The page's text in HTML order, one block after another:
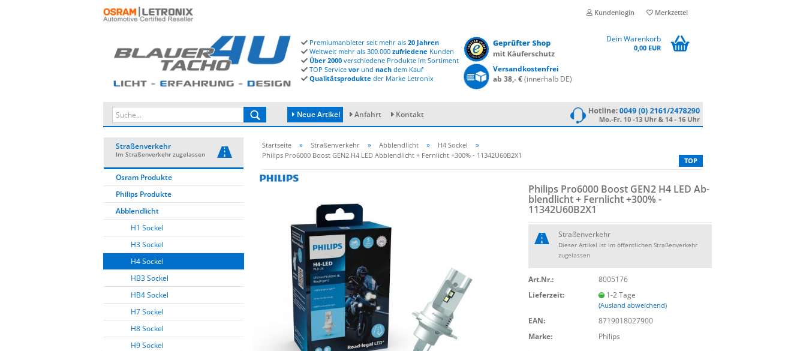
Kundenlogin
Passwort vergessen?
Merkzettel
Premiumanbieter seit mehr als 20 Jahren
Weltweit mehr als 300.000 zufriedene Kunden
Über 2000 verschiedene Produkte im Sortiment
TOP Service vor und nach dem Kauf
Qualitätsprodukte der Marke Letronix
Versandkostenfrei
ab 38,- €(innerhalb DE)
Dein Warenkorb
0,00 EUR
Neue Artikel Anfahrt Kontakt
Startseite » Straßenverkehr » Abblendlicht » H4 Sockel »
Philips Pro6000 Boost GEN2 H4 LED Abblendlicht + Fernlicht +300% - 11342U60B2X1
TOP
Phil­ips Pro6000 Boost GEN2 H4 LED Ab­
blend­licht + Fern­licht +300% -
11342U60B2X1
Art.Nr.:
8005176
Lieferzeit:
1-2 Tage
(Ausland abweichend)
EAN:
8719018027900
Marke:
Philips
Straßenverkehr
Dieser Artikel ist im öffentlichen Straßenverkehr
zugelassen
Straßenverkehr
Im Straßenverkehr zugelassen
Osram Produkte
Philips Produkte
Abblendlicht
H1 Sockel
H3 Sockel
H4 Sockel
HB3 Sockel
HB4 Sockel
H7 Sockel
H8 Sockel
H9 Sockel